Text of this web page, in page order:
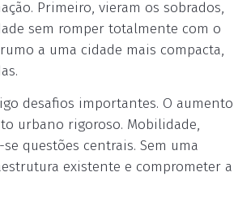
Primeiro, vieram os sobrados,
sem romper totalmente com o
a uma cidade mais compacta,
desafios importantes. O aumento
urbano rigoroso. Mobilidade,
questões centrais. Sem uma
existente e comprometer a